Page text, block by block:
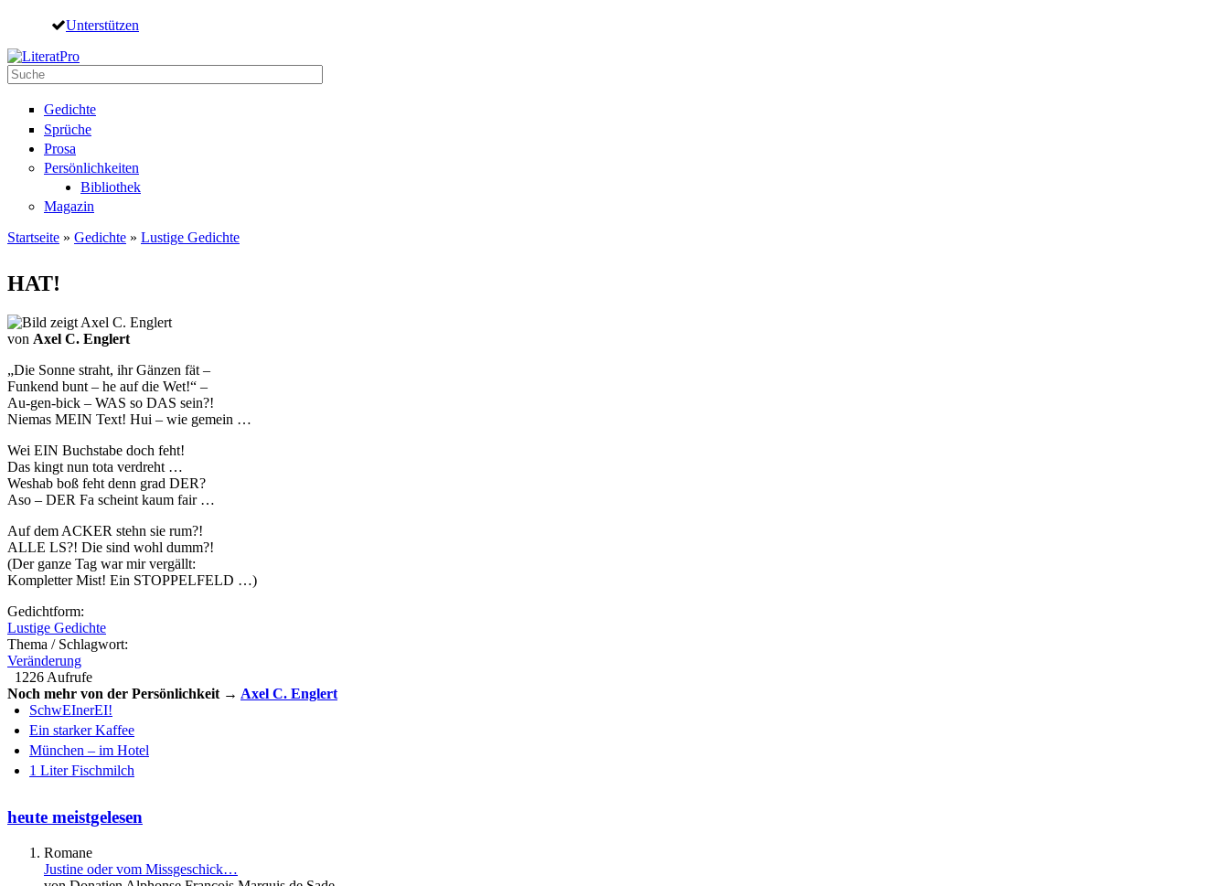
Direkt zum Inhalt
Unterstützen
Suche
Gedichte
Sprüche
Prosa
Persönlichkeiten
Bibliothek
Magazin
Startseite » Gedichte » Lustige Gedichte
HAT!
von Axel C. Englert
„Die Sonne straht, ihr Gänzen fät –
Funkend bunt – he auf die Wet!“ –
Au-gen-bick – WAS so DAS sein?!
Niemas MEIN Text! Hui – wie gemein …
Wei EIN Buchstabe doch feht!
Das kingt nun tota verdreht …
Weshab boß feht denn grad DER?
Aso – DER Fa scheint kaum fair …
Auf dem ACKER stehn sie rum?!
ALLE LS?! Die sind wohl dumm?!
(Der ganze Tag war mir vergällt:
Kompletter Mist! Ein STOPPELFELD …)
Gedichtform:
Lustige Gedichte
Thema / Schlagwort:
Veränderung
1226 Aufrufe
Noch mehr von der Persönlichkeit → Axel C. Englert
SchwEInerEI!
Ein starker Kaffee
München – im Hotel
1 Liter Fischmilch
heute meistgelesen
Romane
Justine oder vom Missgeschick…